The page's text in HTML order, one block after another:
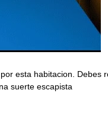
esta habitacion. Debes
suerte escapista